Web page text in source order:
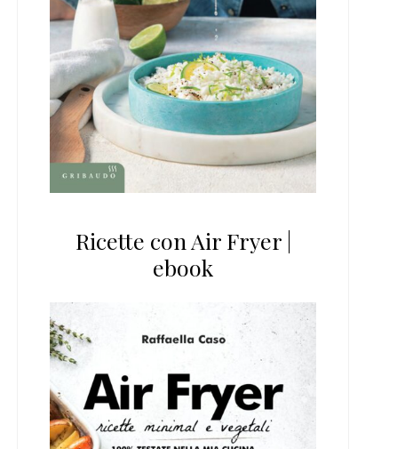
Ricette con Air Fryer |
ebook